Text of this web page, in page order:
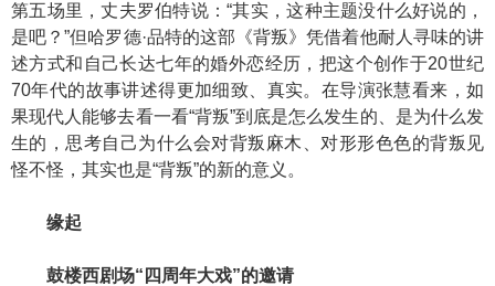
第五场里，丈夫罗伯特说：“其实，这种主题没什么好说的，
是吧？”但哈罗德·品特的这部《背叛》凭借着他耐人寻味的讲
述方式和自己长达七年的婚外恋经历，把这个创作于20世纪
70年代的故事讲述得更加细致、真实。在导演张慧看来，如
果现代人能够去看一看“背叛”到底是怎么发生的、是为什么发
生的，思考自己为什么会对背叛麻木、对形形色色的背叛见
怪不怪，其实也是“背叛”的新的意义。
缘起
鼓楼西剧场“四周年大戏”的邀请